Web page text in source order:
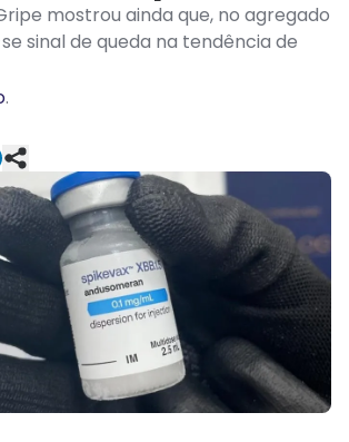
mostrou ainda que, no agregado
sinal de queda na tendência de
.